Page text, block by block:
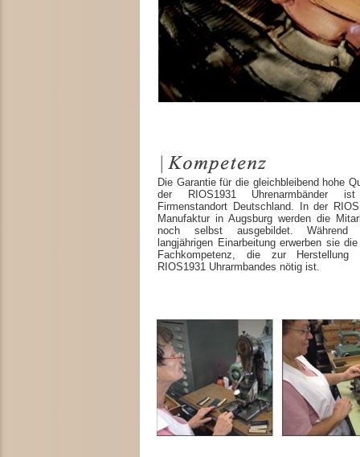
Die Garantie für die gleichbleibend hohe
der RIOS1931 Uhrenarmbänder
Firmenstandort Deutschland. In der
Manufaktur in Augsburg werden die
noch selbst ausgebildet. Während
langjährigen Einarbeitung erwerben sie
Fachkompetenz, die zur Herstellung
RIOS1931 Uhrarmbandes nötig ist.